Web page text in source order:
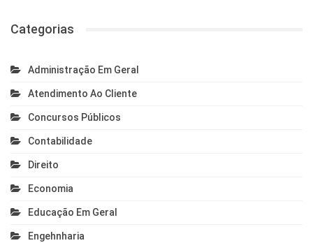
Categorias
Administração Em Geral
Atendimento Ao Cliente
Concursos Públicos
Contabilidade
Direito
Economia
Educação Em Geral
Engehnharia